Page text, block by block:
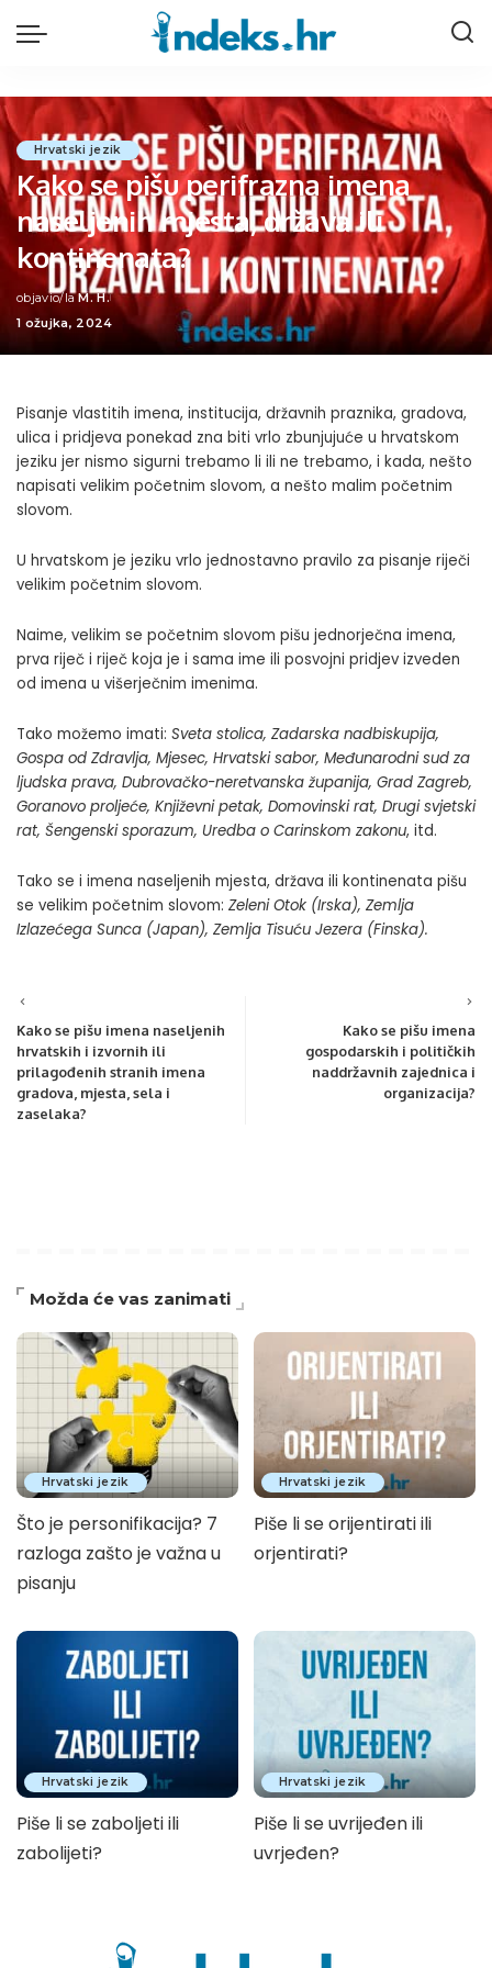
Hrvatski jezik
Kako se pišu perifrazna imena
naseljenih mjesta, država ili
kontinenata?
Posted
by
objavio/la M. H.
1 ožujka, 2024
Pisanje vlastitih imena, institucija, državnih praznika, gradova,
ulica i pridjeva ponekad zna biti vrlo zbunjujuće u hrvatskom
jeziku jer nismo sigurni trebamo li ili ne trebamo, i kada, nešto
napisati velikim početnim slovom, a nešto malim početnim
slovom.
U hrvatskom je jeziku vrlo jednostavno pravilo za pisanje riječi
velikim početnim slovom.
Naime, velikim se početnim slovom pišu jednorječna imena,
prva riječ i riječ koja je i sama ime ili posvojni pridjev izveden
od imena u višerječnim imenima.
Tako možemo imati: Sveta stolica, Zadarska nadbiskupija,
Gospa od Zdravlja, Mjesec, Hrvatski sabor, Međunarodni sud za
ljudska prava, Dubrovačko-neretvanska županija, Grad Zagreb,
Goranovo proljeće, Književni petak, Domovinski rat, Drugi svjetski
rat, Šengenski sporazum, Uredba o Carinskom zakonu, itd.
Tako se i imena naseljenih mjesta, država ili kontinenata pišu
se velikim početnim slovom: Zeleni Otok (Irska), Zemlja
Izlazećega Sunca (Japan), Zemlja Tisuću Jezera (Finska).
Kako se pišu imena naseljenih
hrvatskih i izvornih ili
prilagođenih stranih imena
gradova, mjesta, sela i
zaselaka?
Kako se pišu imena
gospodarskih i političkih
naddržavnih zajednica i
organizacija?
Možda će vas zanimati
Hrvatski jezik
Što je personifikacija? 7
razloga zašto je važna u
pisanju
Hrvatski jezik
Piše li se orijentirati ili
orjentirati?
Hrvatski jezik
Piše li se zaboljeti ili
zabolijeti?
Hrvatski jezik
Piše li se uvrijeđen ili
uvrjeđen?